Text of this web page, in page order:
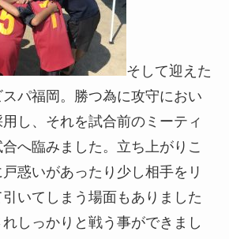
そして迎えた
パ福岡。勝つ為に攻守におい
し、それを試合前のミーティ
へ臨みました。立ち上がりこ
惑いがあったり少し相手をリ
いてしまう場面もありました
しっかりと戦う事ができまし